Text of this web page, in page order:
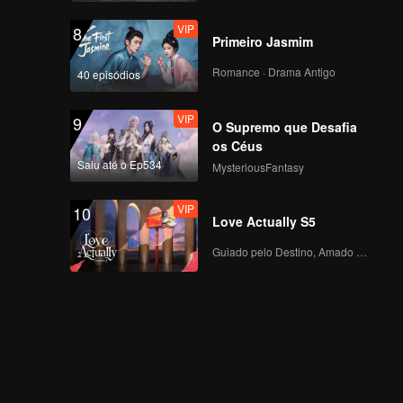
8
40 episódios
VIP
Primeiro Jasmim
Romance · Drama Antigo
9
Saiu até o Ep534
VIP
O Supremo que Desafia
os Céus
MysteriousFantasy
10 VIP
Love Actually S5